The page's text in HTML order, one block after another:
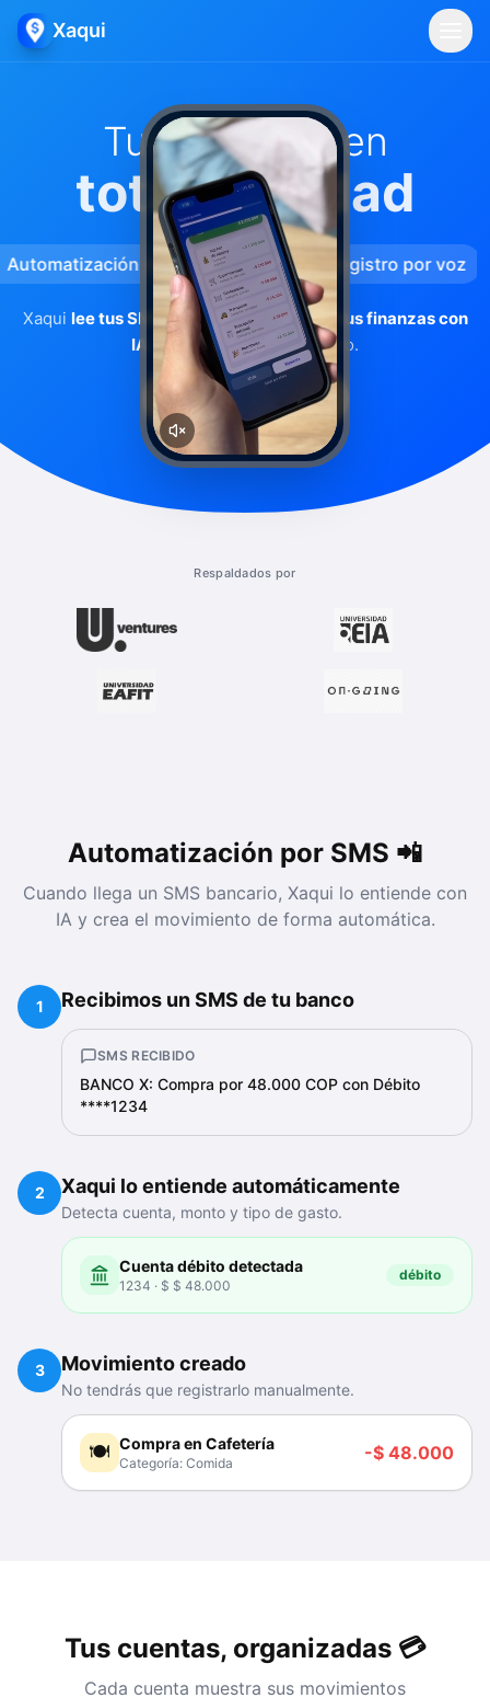
Xaqui
Tus finanzas en
total claridad
Automatización de SMS con IA 🎤 Registro por voz
Xaqui lee tus SMS bancarios y organiza tus finanzas con
IA.
Sin planillas, sin esfuerzo.
Descargar la app
Respaldados por
Automatización por SMS 📲
Cuando llega un SMS bancario, Xaqui lo entiende con
IA y crea el movimiento de forma automática.
1 Recibimos un SMS de tu banco
SMS RECIBIDO
BANCO X: Compra por 48.000 COP con Débito
****1234
2 Xaqui lo entiende automáticamente
Detecta cuenta, monto y tipo de gasto.
Cuenta débito detectada
1234 · $ $ 48.000
débito
3 Movimiento creado
No tendrás que registrarlo manualmente.
🍽️ Compra en Cafetería
Categoría: Comida -$ 48.000
Tus cuentas, organizadas 💳
Cada cuenta muestra sus movimientos